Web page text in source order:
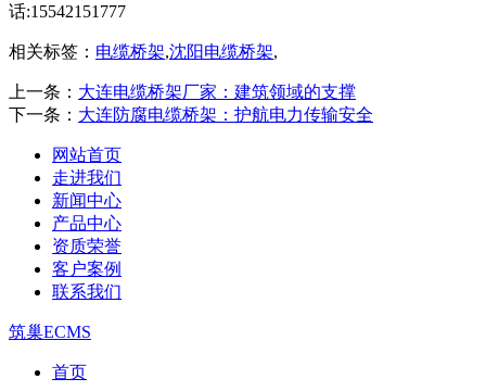
话:15542151777
相关标签： 电缆桥架,沈阳电缆桥架,
上一条： 大连电缆桥架厂家：建筑领域的支撑
下一条： 大连防腐电缆桥架：护航电力传输安全​
网站首页
走进我们
新闻中心
产品中心
资质荣誉
客户案例
联系我们
筑巢ECMS
首页